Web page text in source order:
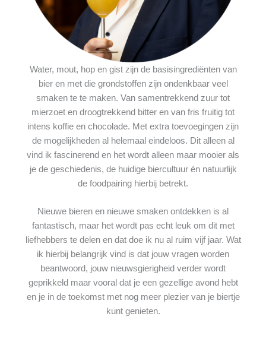
Water, mout, hop en gist zijn de basisingrediënten van
bier en met die grondstoffen zijn ondenkbaar veel
smaken te te maken. Van samentrekkend zuur tot
mierzoet en droogtrekkend bitter en van fris fruitig tot
intens koffie en chocolade. Met extra toevoegingen zijn
de mogelijkheden al helemaal eindeloos. Dit alleen al
vind ik fascinerend en het wordt alleen maar mooier als
je de geschiedenis, de huidige biercultuur én natuurlijk
de foodpairing hierbij betrekt.
Nieuwe bieren en nieuwe smaken ontdekken is al
fantastisch, maar het wordt pas echt leuk om dit met
liefhebbers te delen en dat doe ik nu al ruim vijf jaar. Wat
ik hierbij belangrijk vind is dat jouw vragen worden
beantwoord, jouw nieuwsgierigheid verder wordt
geprikkeld maar vooral dat je een gezellige avond hebt
en je in de toekomst met nog meer plezier van je biertje
kunt genieten.